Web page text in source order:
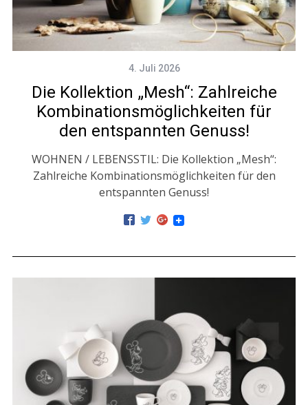
4. Juli 2026
Die Kollektion „Mesh“: Zahlreiche
Kombinationsmöglichkeiten für
den entspannten Genuss!
WOHNEN / LEBENSSTIL: Die Kollektion „Mesh“:
Zahlreiche Kombinationsmöglichkeiten für den
entspannten Genuss!